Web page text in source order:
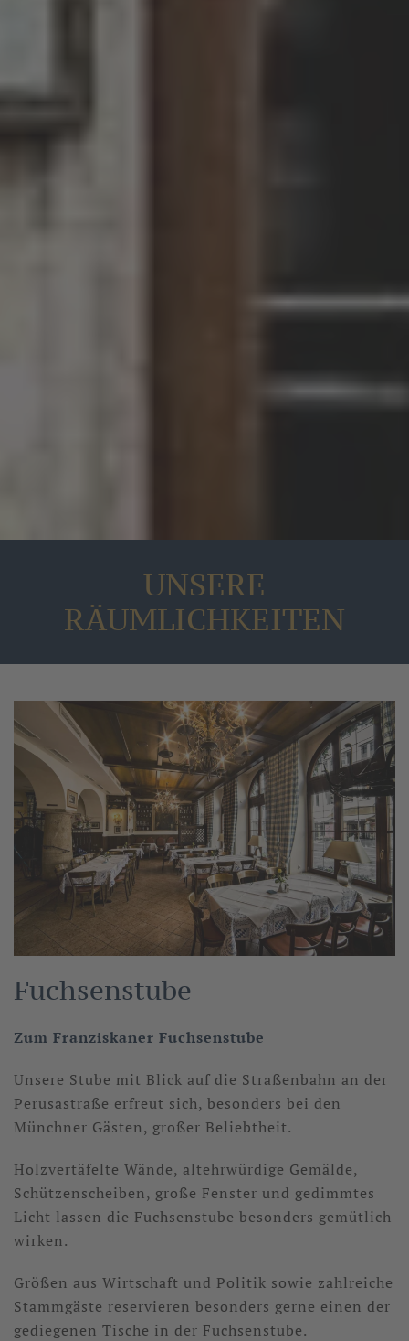
UNSERE
RÄUMLICHKEITEN
Fuchsenstube
Zum Franziskaner Fuchsenstube
Unsere Stube mit Blick auf die Straßenbahn an der
Perusastraße erfreut sich, besonders bei den
Münchner Gästen, großer Beliebtheit.
Holzvertäfelte Wände, altehrwürdige Gemälde,
Schützenscheiben, große Fenster und gedimmtes
Licht lassen die Fuchsenstube besonders gemütlich
wirken.
Größen aus Wirtschaft und Politik sowie zahlreiche
Stammgäste reservieren besonders gerne einen der
gediegenen Tische in der Fuchsenstube.